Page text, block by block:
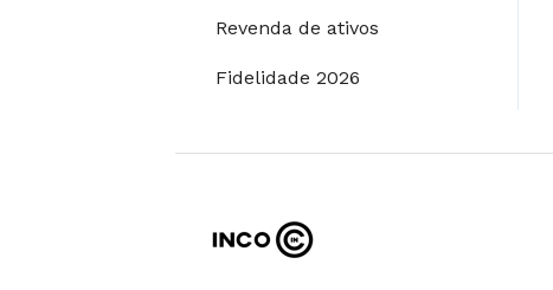
Revenda de ativos
Fidelidade 2026